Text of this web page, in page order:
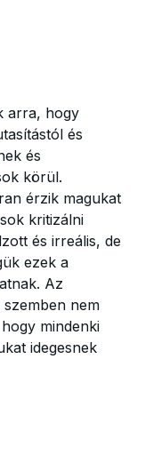
arra, hogy
és
és
körül.
érzik magukat
kritizálni
és irreális, de
ezek a
Az
nem
mindenki
idegesnek